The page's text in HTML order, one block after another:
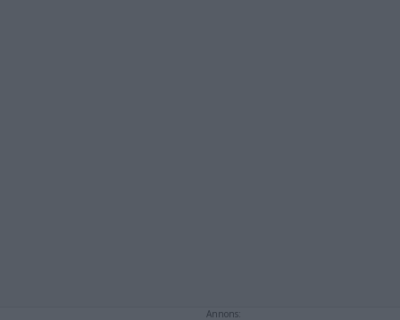
Annons: